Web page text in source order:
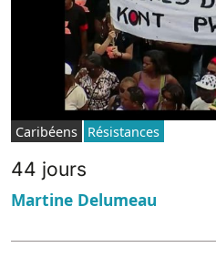
Caribéens Résistances
44 jours
Martine Delumeau